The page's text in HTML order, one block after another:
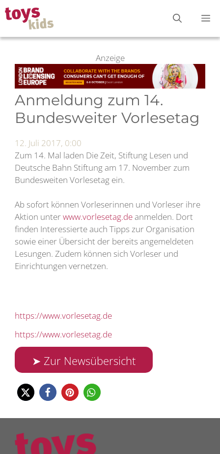
Zum
Inhalt
springen
Anzeige
Anmeldung zum 14.
Bundesweiter Vorlesetag
12. Juli 2017, 0:00
Zum 14. Mal laden Die Zeit, Stiftung Lesen und
Deutsche Bahn Stiftung am 17. November zum
Bundesweiten Vorlesetag ein.
Ab sofort können Vorleserinnen und Vorleser ihre
Aktion unterwww.vorlesetag.deanmelden. Dort
finden Interessierte auch Tipps zur Organisation
sowie einer Übersicht der bereits angemeldeten
Lesungen. Zudem können sich Vorleser und
Einrichtungen vernetzen.
https://www.vorlesetag.de
https://www.vorlesetag.de
➤ Zur Newsübersicht